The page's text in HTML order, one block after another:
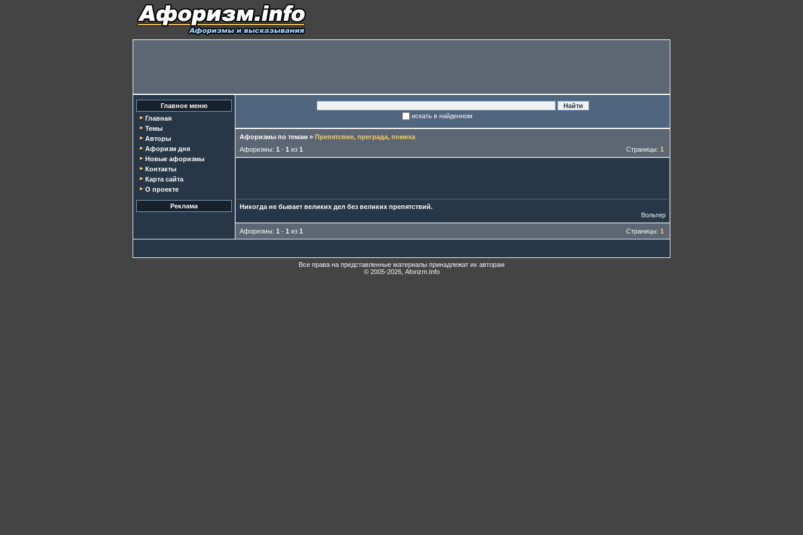
Главное меню
Главная
Темы
Авторы
Афоризм дня
Новые афоризмы
Контакты
Карта сайта
О проекте
Реклама
искать в найденном
Афоризмы по темам » Препятсвие, преграда, помеха
Афоризмы: 1 - 1 из 1 Страницы: 1
Никогда не бывает великих дел без великих препятствий.
Вольтер
Афоризмы: 1 - 1 из 1 Страницы: 1
Все права на представленные материалы принадлежат их авторам
© 2005-2026, Aforizm.Info